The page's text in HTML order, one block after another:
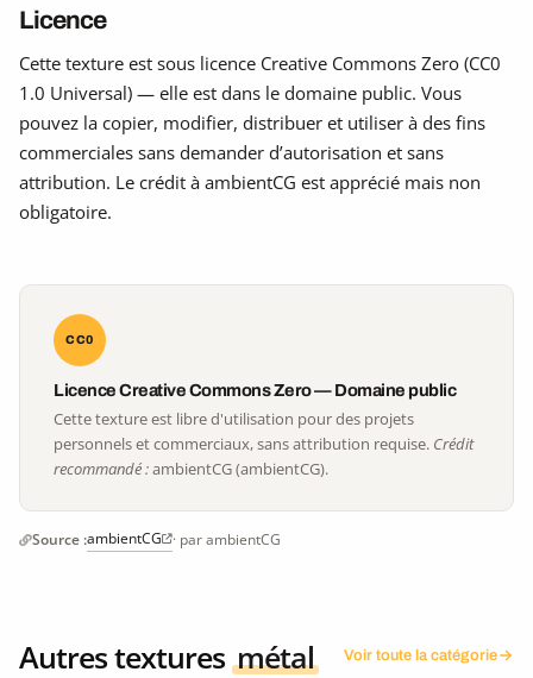
Licence
Cette texture est sous licence Creative Commons Zero (CC0
1.0 Universal) — elle est dans le domaine public. Vous
pouvez la copier, modifier, distribuer et utiliser à des fins
commerciales sans demander d’autorisation et sans
attribution. Le crédit à ambientCG est apprécié mais non
obligatoire.
CC0
Licence Creative Commons Zero — Domaine public
Cette texture est libre d'utilisation pour des projets
personnels et commerciaux, sans attribution requise. Crédit
recommandé :ambientCG (ambientCG).
Source :ambientCG · par ambientCG
Autres textures métal Voir toute la catégorie